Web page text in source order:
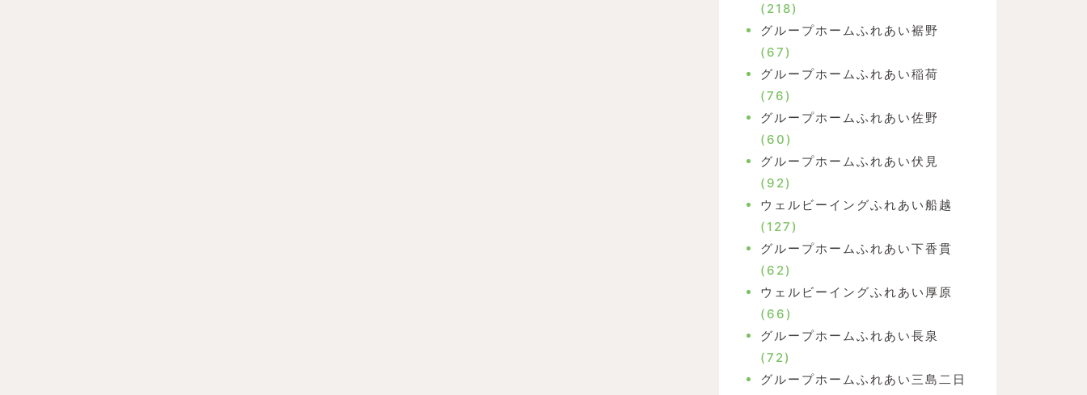
(218)
グループホームふれあい裾野
(67)
グループホームふれあい稲荷
(76)
グループホームふれあい佐野
(60)
グループホームふれあい伏見
(92)
ウェルビーイングふれあい船越
(127)
グループホームふれあい下香貫
(62)
ウェルビーイングふれあい厚原
(66)
グループホームふれあい長泉
(72)
グループホームふれあい三島二日